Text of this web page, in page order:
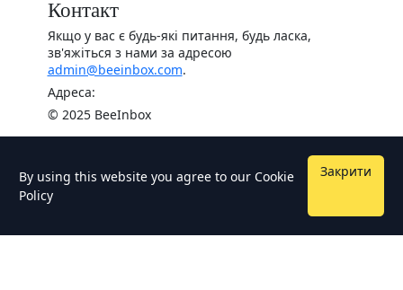
Контакт
Якщо у вас є будь-які питання, будь ласка,
зв'яжіться з нами за адресою
admin@beeinbox.com.
Адреса:
© 2025 BeeInbox
By using this website you agree to our Cookie
Policy
Закрити